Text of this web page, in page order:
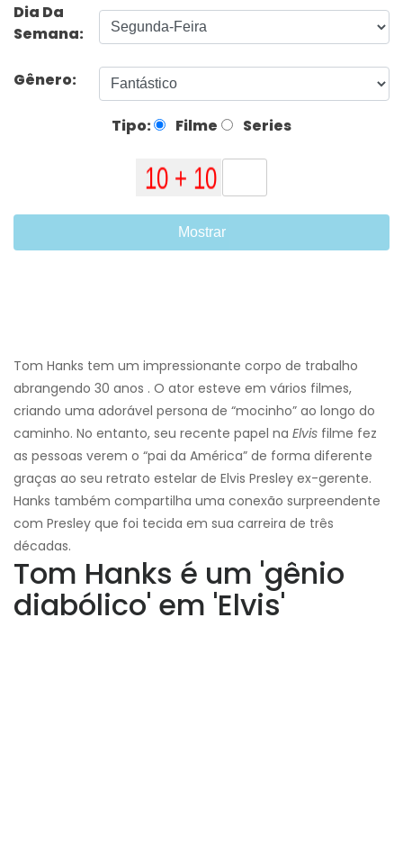
Dia Da
Semana:
Gênero:
Tipo: Filme Series
Mostrar
Tom Hanks tem um impressionante corpo de trabalho
abrangendo 30 anos . O ator esteve em vários filmes,
criando uma adorável persona de “mocinho” ao longo do
caminho. No entanto, seu recente papel na Elvis filme fez
as pessoas verem o “pai da América” de forma diferente
graças ao seu retrato estelar de Elvis Presley ex-gerente.
Hanks também compartilha uma conexão surpreendente
com Presley que foi tecida em sua carreira de três
décadas.
Tom Hanks é um 'gênio
diabólico' em 'Elvis'